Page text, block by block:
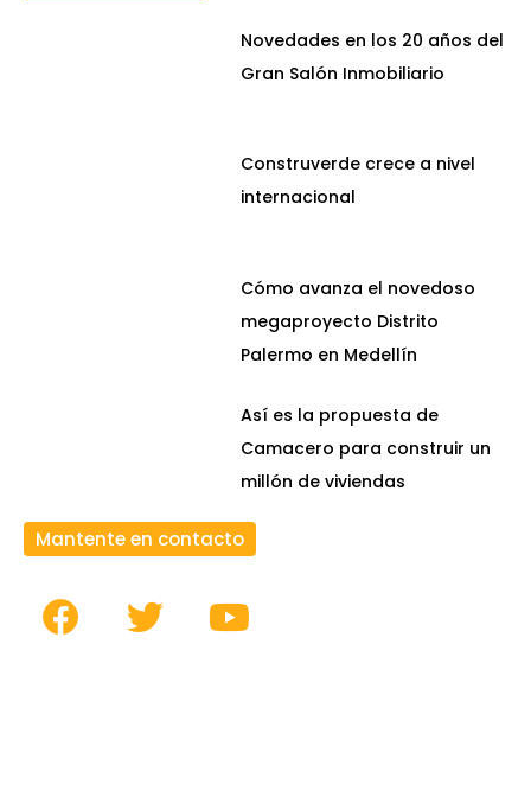
Novedades en los 20 años del
Gran Salón Inmobiliario
Construverde crece a nivel
internacional
Cómo avanza el novedoso
megaproyecto Distrito
Palermo en Medellín
Así es la propuesta de
Camacero para construir un
millón de viviendas
Mantente en contacto